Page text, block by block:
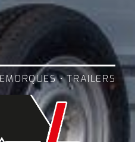
• TRAILERS